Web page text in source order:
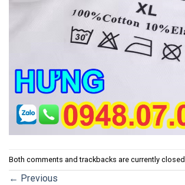
Both comments and trackbacks are currently closed.
← Previous